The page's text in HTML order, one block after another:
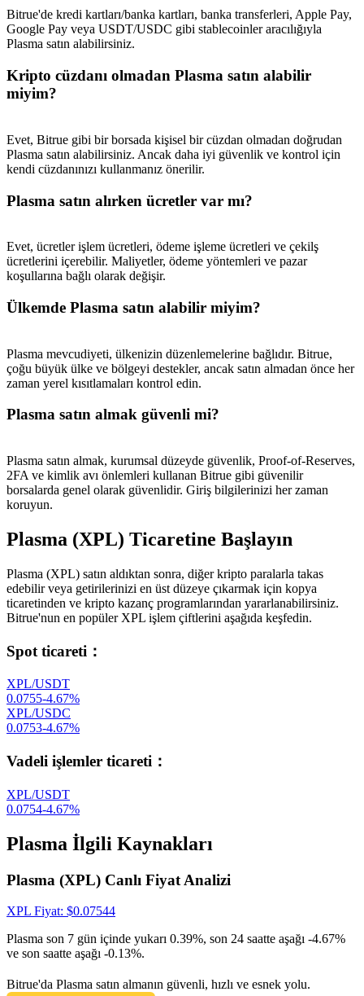
Bitrue'de kredi kartları/banka kartları, banka transferleri, Apple Pay,
Google Pay veya USDT/USDC gibi stablecoinler aracılığıyla
Plasma satın alabilirsiniz.
Kripto cüzdanı olmadan Plasma satın alabilir
miyim?
Evet, Bitrue gibi bir borsada kişisel bir cüzdan olmadan doğrudan
Plasma satın alabilirsiniz. Ancak daha iyi güvenlik ve kontrol için
kendi cüzdanınızı kullanmanız önerilir.
Plasma satın alırken ücretler var mı?
Evet, ücretler işlem ücretleri, ödeme işleme ücretleri ve çekilş
ücretlerini içerebilir. Maliyetler, ödeme yöntemleri ve pazar
koşullarına bağlı olarak değişir.
Ülkemde Plasma satın alabilir miyim?
Plasma mevcudiyeti, ülkenizin düzenlemelerine bağlıdır. Bitrue,
çoğu büyük ülke ve bölgeyi destekler, ancak satın almadan önce her
zaman yerel kısıtlamaları kontrol edin.
Plasma satın almak güvenli mi?
Plasma satın almak, kurumsal düzeyde güvenlik, Proof-of-Reserves,
2FA ve kimlik avı önlemleri kullanan Bitrue gibi güvenilir
borsalarda genel olarak güvenlidir. Giriş bilgilerinizi her zaman
koruyun.
Plasma (XPL) Ticaretine Başlayın
Plasma (XPL) satın aldıktan sonra, diğer kripto paralarla takas
edebilir veya getirilerinizi en üst düzeye çıkarmak için kopya
ticaretinden ve kripto kazanç programlarından yararlanabilirsiniz.
Bitrue'nun en popüler XPL işlem çiftlerini aşağıda keşfedin.
Spot ticareti ：
XPL/USDT
0.0755-4.67%
XPL/USDC
0.0753-4.67%
Vadeli işlemler ticareti ：
XPL/USDT
0.0754-4.67%
Plasma İlgili Kaynakları
Plasma (XPL) Canlı Fiyat Analizi
XPL Fiyat: $0.07544
Plasma son 7 gün içinde yukarı 0.39%, son 24 saatte aşağı -4.67%
ve son saatte aşağı -0.13%.
Bitrue'da Plasma satın almanın güvenli, hızlı ve esnek yolu.